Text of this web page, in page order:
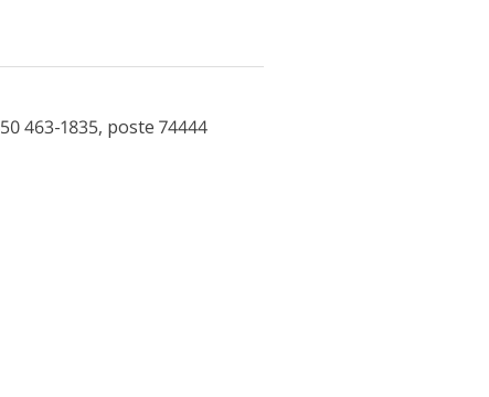
463-1835, poste 74444